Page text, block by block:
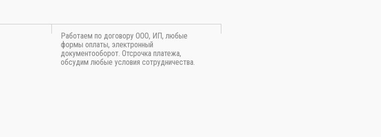
Работаем по договору ООО, ИП, любые
формы оплаты, электронный
документооборот. Отсрочка платежа,
обсудим любые условия сотрудничества.